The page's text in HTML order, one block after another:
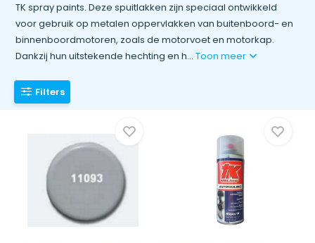
TK spray paints. Deze spuitlakken zijn speciaal ontwikkeld
voor gebruik op metalen oppervlakken van buitenboord- en
binnenboordmotoren, zoals de motorvoet en motorkap.
Dankzij hun uitstekende hechting en h...Toon meer
Filters